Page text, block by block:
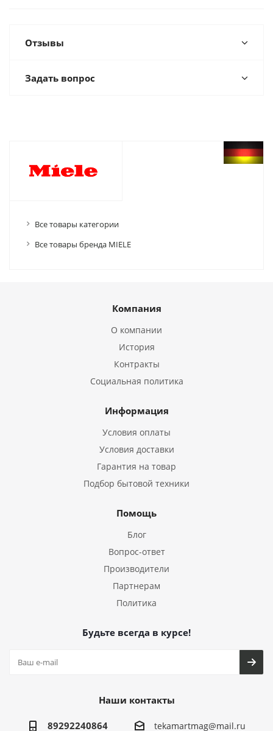
Отзывы
Задать вопрос
Все товары категории
Все товары бренда MIELE
Компания
О компании
История
Контракты
Социальная политика
Информация
Условия оплаты
Условия доставки
Гарантия на товар
Подбор бытовой техники
Помощь
Блог
Вопрос-ответ
Производители
Партнерам
Политика
Будьте всегда в курсе!
Наши контакты
89292240864 tekamartmag@mail.ru